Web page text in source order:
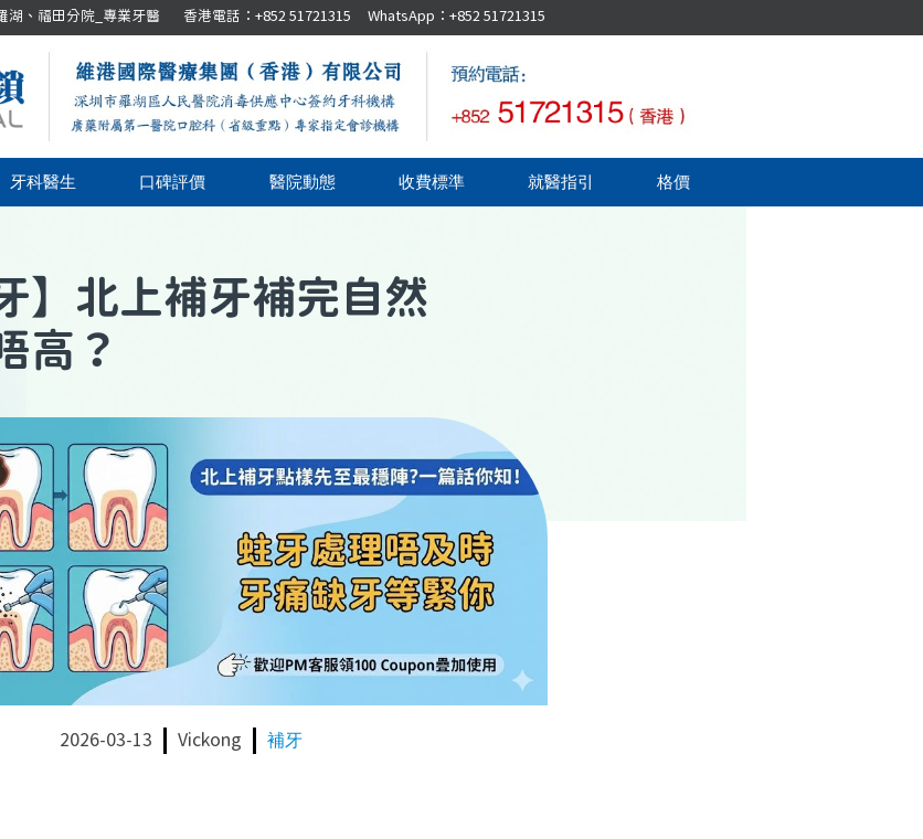
湖、福田分院_專業牙醫 香港電話：+852 51721315 WhatsApp：+852 51721315
牙科醫生 口碑評價 醫院動態 收費標準 就醫指引 格價
】 北上補牙補完自然
高？
2026-03-13 Vickong 補牙